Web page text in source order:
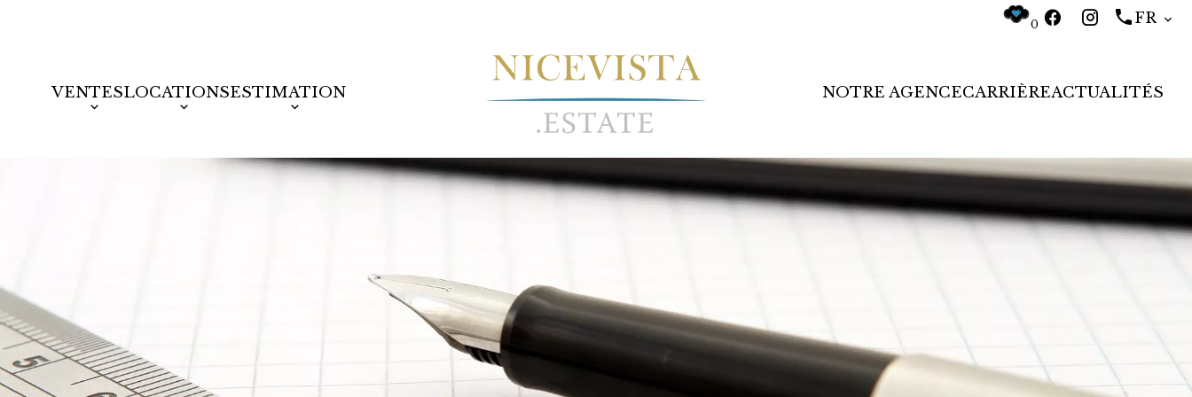
0 FR
VENTESLOCATIONSESTIMATION NOTRE AGENCECARRIÈREACTUALITÉS